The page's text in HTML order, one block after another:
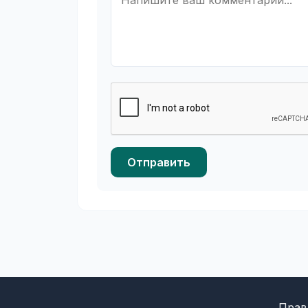
Отправить